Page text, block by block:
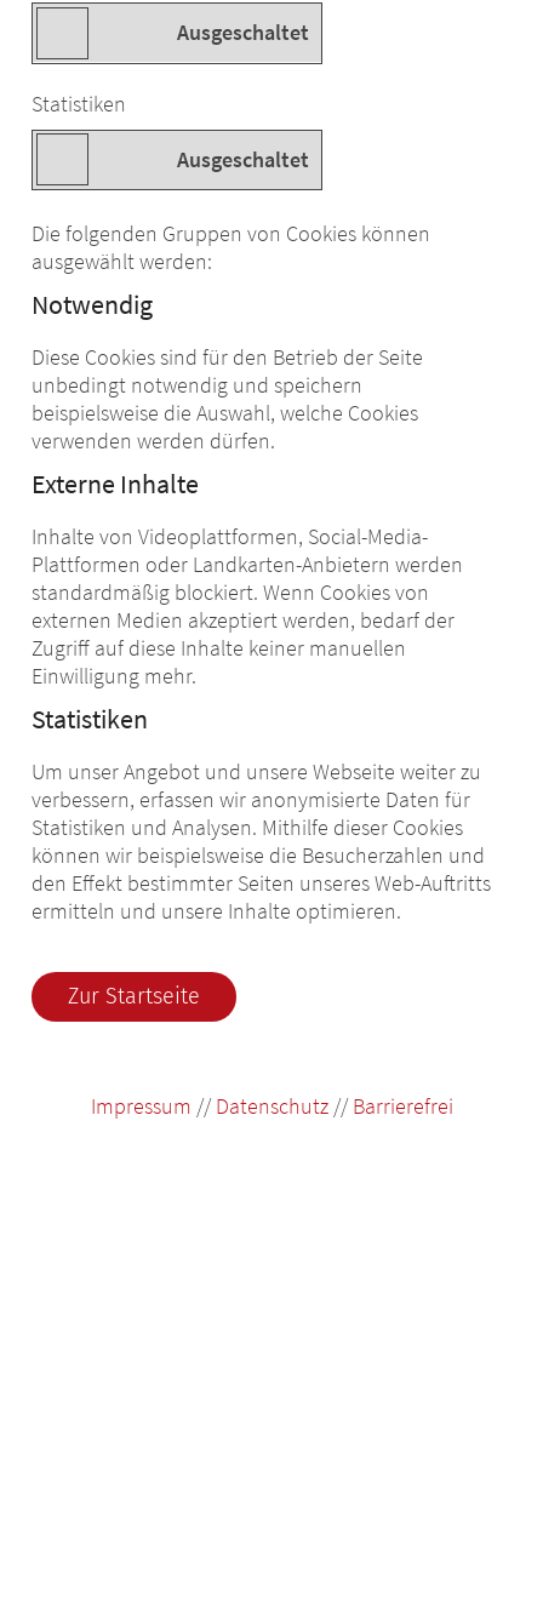
Statistiken
Die folgenden Gruppen von Cookies können
ausgewählt werden:
Notwendig
Diese Cookies sind für den Betrieb der Seite
unbedingt notwendig und speichern
beispielsweise die Auswahl, welche Cookies
verwenden werden dürfen.
Externe Inhalte
Inhalte von Videoplattformen, Social-Media-
Plattformen oder Landkarten-Anbietern werden
standardmäßig blockiert. Wenn Cookies von
externen Medien akzeptiert werden, bedarf der
Zugriff auf diese Inhalte keiner manuellen
Einwilligung mehr.
Statistiken
Um unser Angebot und unsere Webseite weiter zu
verbessern, erfassen wir anonymisierte Daten für
Statistiken und Analysen. Mithilfe dieser Cookies
können wir beispielsweise die Besucherzahlen und
den Effekt bestimmter Seiten unseres Web-Auftritts
ermitteln und unsere Inhalte optimieren.
Zur Startseite
Impressum //Datenschutz//Barrierefrei